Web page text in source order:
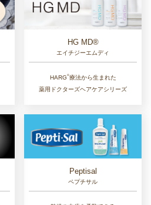
HG MD®
エイチジーエムディ
HARG®︎療法から生まれた
薬用ドクターズヘアケアシリーズ
Peptisal
ペプチサル